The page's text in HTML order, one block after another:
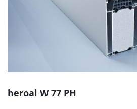
heroal W 77 PH